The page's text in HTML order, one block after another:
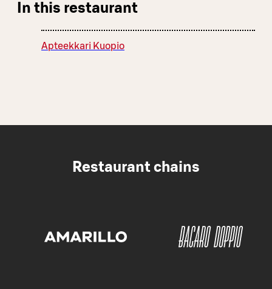
In this restaurant
Apteekkari Kuopio
Restaurant chains